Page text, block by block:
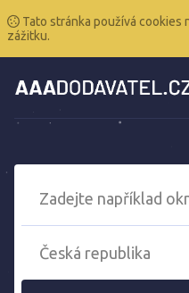
Tato stránka používá cookies
zážitku.